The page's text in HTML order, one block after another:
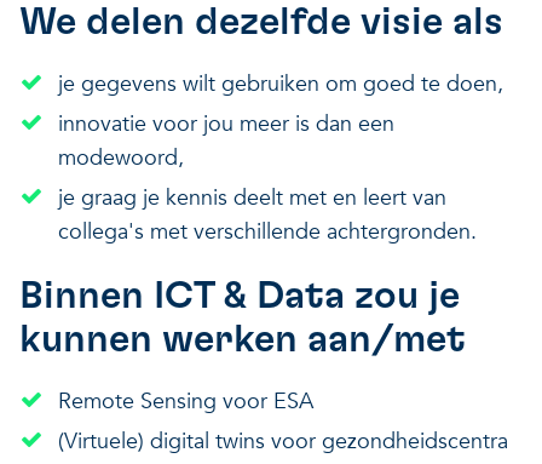
We delen dezelfde visie als
je gegevens wilt gebruiken om goed te doen,
innovatie voor jou meer is dan een
modewoord,
je graag je kennis deelt met en leert van
collega's met verschillende achtergronden.
Binnen ICT & Data zou je
kunnen werken aan/met
Remote Sensing voor ESA
(Virtuele) digital twins voor gezondheidscentra